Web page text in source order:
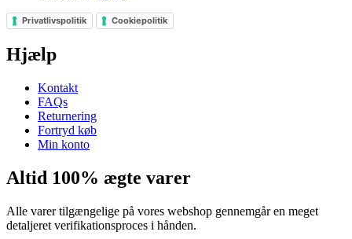
Privatlivspolitik Cookiepolitik
Hjælp
Kontakt
FAQs
Returnering
Fortryd køb
Min konto
Altid 100% ægte varer
Alle varer tilgængelige på vores webshop gennemgår en meget
detaljeret verifikationsproces i hånden.